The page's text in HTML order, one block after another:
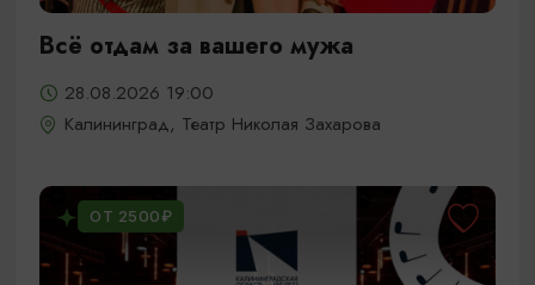
Всё отдам за вашего мужа
28.08.2026 19:00
Калининград, Театр Николая Захарова
ОТ 2500₽